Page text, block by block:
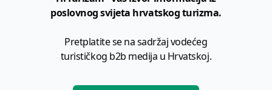
poslovnog svijeta hrvatskog turizma.
Pretplatite se na sadržaj vodećeg
turističkog b2b medija u Hrvatskoj.